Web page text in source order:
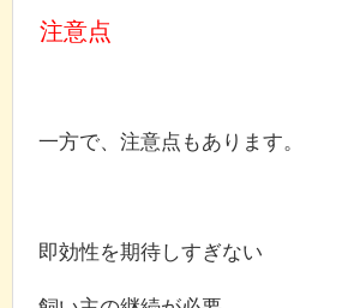
注意点
一方で、注意点もあります。
即効性を期待しすぎない